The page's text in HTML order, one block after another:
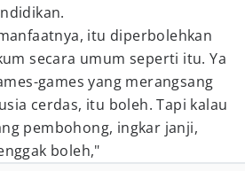
itu diperbolehkan
secara umum seperti itu. Ya
games yang merangsang
cerdas, itu boleh. Tapi kalau
pembohong, ingkar janji,
boleh,"